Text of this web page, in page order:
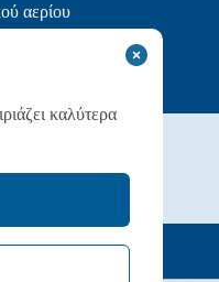
αερίου
νοσοκομείο
καλύτερα